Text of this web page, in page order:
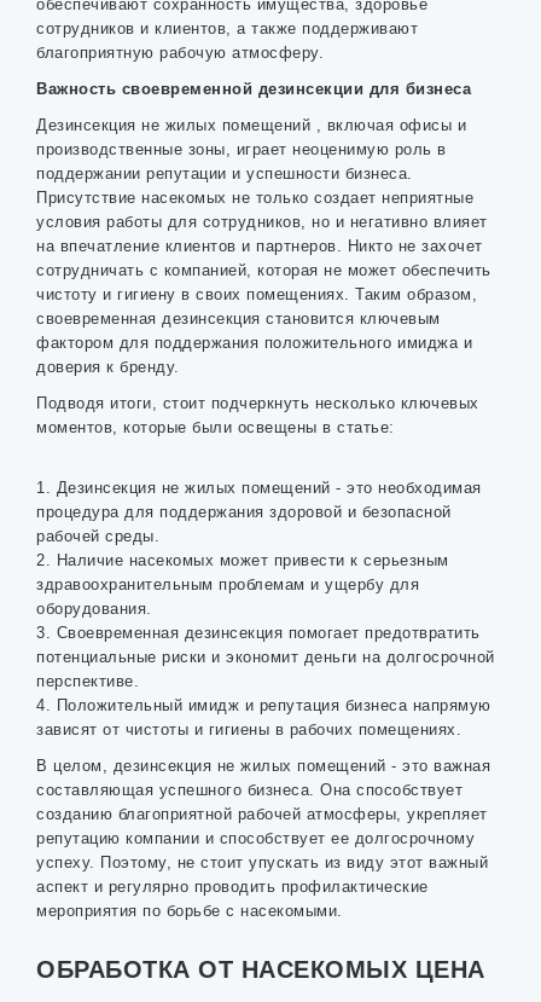
обеспечивают сохранность имущества, здоровье
сотрудников и клиентов, а также поддерживают
благоприятную рабочую атмосферу.
Важность своевременной дезинсекции для бизнеса
Дезинсекция не жилых помещений , включая офисы и
производственные зоны, играет неоценимую роль в
поддержании репутации и успешности бизнеса.
Присутствие насекомых не только создает неприятные
условия работы для сотрудников, но и негативно влияет
на впечатление клиентов и партнеров. Никто не захочет
сотрудничать с компанией, которая не может обеспечить
чистоту и гигиену в своих помещениях. Таким образом,
своевременная дезинсекция становится ключевым
фактором для поддержания положительного имиджа и
доверия к бренду.
Подводя итоги, стоит подчеркнуть несколько ключевых
моментов, которые были освещены в статье:
1. Дезинсекция не жилых помещений - это необходимая
процедура для поддержания здоровой и безопасной
рабочей среды.
2. Наличие насекомых может привести к серьезным
здравоохранительным проблемам и ущербу для
оборудования.
3. Своевременная дезинсекция помогает предотвратить
потенциальные риски и экономит деньги на долгосрочной
перспективе.
4. Положительный имидж и репутация бизнеса напрямую
зависят от чистоты и гигиены в рабочих помещениях.
В целом, дезинсекция не жилых помещений - это важная
составляющая успешного бизнеса. Она способствует
созданию благоприятной рабочей атмосферы, укрепляет
репутацию компании и способствует ее долгосрочному
успеху. Поэтому, не стоит упускать из виду этот важный
аспект и регулярно проводить профилактические
мероприятия по борьбе с насекомыми.
ОБРАБОТКА ОТ НАСЕКОМЫХ ЦЕНА